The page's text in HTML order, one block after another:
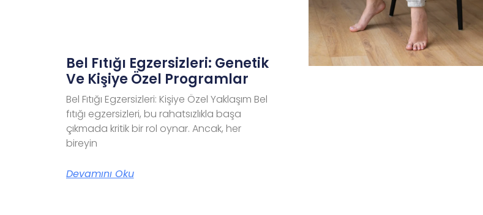
Bel Fıtığı Egzersizleri: Genetik
Ve Kişiye Özel Programlar
Bel Fıtığı Egzersizleri: Kişiye Özel Yaklaşım Bel
fıtığı egzersizleri, bu rahatsızlıkla başa
çıkmada kritik bir rol oynar. Ancak, her
bireyin
Devamını Oku